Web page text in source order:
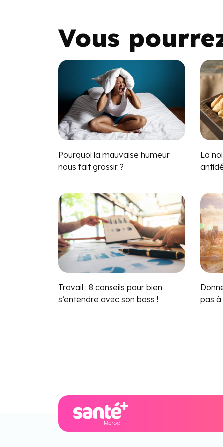
Vous
Pourquoi la mauvaise humeur
nous fait grossir ?
La
Travail : 8 conseils pour bien
s’entendre avec son boss !
pas à